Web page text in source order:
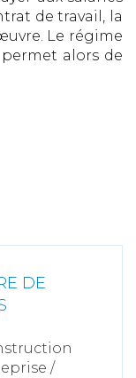
de travail, la
Le régime
permet alors de
DE
/